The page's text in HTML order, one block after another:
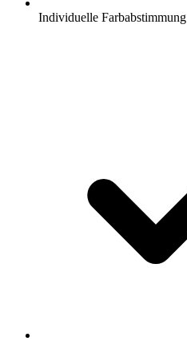
Individuelle Farbabstimmung